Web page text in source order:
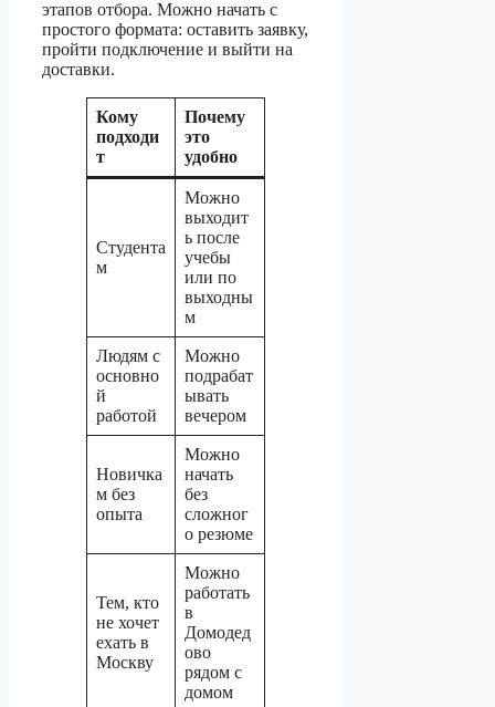
этапов отбора. Можно начать с
простого формата: оставить заявку,
пройти подключение и выйти на
доставки.
Кому
подходи
т
Почему
это
удобно
Студента
м
Можно
выходит
ь после
учебы
или по
выходны
м
Людям с
основно
й
работой
Можно
подрабат
ывать
вечером
Новичка
м без
опыта
Можно
начать
без
сложног
о резюме
Тем, кто
не хочет
ехать в
Москву
Можно
работать
в
Домодед
ово
рядом с
домом